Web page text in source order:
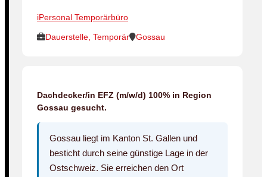
iPersonal Temporärbüro
Dauerstelle, Temporär Gossau
Dachdecker/in EFZ (m/w/d) 100% in Region
Gossau gesucht.
Gossau liegt im Kanton St. Gallen und
besticht durch seine günstige Lage in der
Ostschweiz. Sie erreichen den Ort